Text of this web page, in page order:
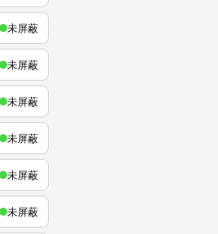
未屏蔽
未屏蔽
未屏蔽
未屏蔽
未屏蔽
未屏蔽